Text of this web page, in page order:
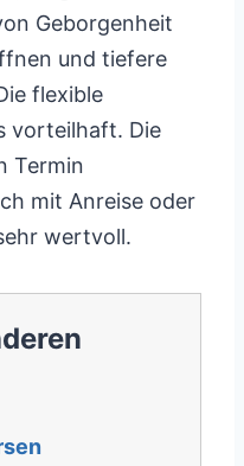
Geborgenheit
und tiefere
flexible
vorteilhaft. Die
Termin
mit Anreise oder
wertvoll.